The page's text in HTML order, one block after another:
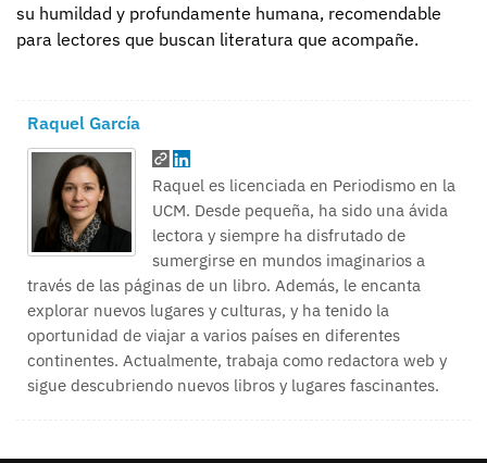
su humildad y profundamente humana, recomendable
para lectores que buscan literatura que acompañe.
Raquel García
Raquel es licenciada en Periodismo en la
UCM. Desde pequeña, ha sido una ávida
lectora y siempre ha disfrutado de
sumergirse en mundos imaginarios a
través de las páginas de un libro. Además, le encanta
explorar nuevos lugares y culturas, y ha tenido la
oportunidad de viajar a varios países en diferentes
continentes. Actualmente, trabaja como redactora web y
sigue descubriendo nuevos libros y lugares fascinantes.